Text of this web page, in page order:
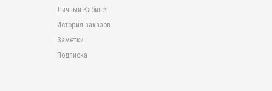
Личный Кабинет
История заказов
Заметки
Подписка